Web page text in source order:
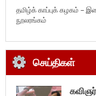
தமிழ்க் காப்புக் கழகம் –
நூலரங்கம்
செய்திகள்